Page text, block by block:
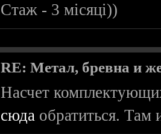
Стаж - 3 місяці))
RE: Метал, бревна и
Насчет
сюда обратиться. Там